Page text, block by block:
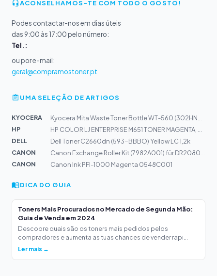
ACONSELHAMOS-TE COM TODO O GOSTO!
Podes contactar-nos em dias úteis
das 9:00 às 17:00 pelo número:
Tel.:
ou por e-mail:
geral@compramostoner.pt
UMA SELEÇÃO DE ARTIGOS
KYOCERA
HP
DELL
Dell Toner C2660dn (593-BBBO) Yellow LC 1,2k
CANON
CANON
Canon Ink PFI-1000 Magenta 0548C001
DICA DO GUIA
Toners Mais Procurados no Mercado de Segunda Mão:
Guia de Venda em 2024
Descobre quais são os toners mais pedidos pelos
compradores e aumenta as tuas chances de vender rapi...
Ler mais →